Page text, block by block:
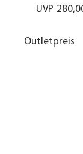
UVP
Outletpreis